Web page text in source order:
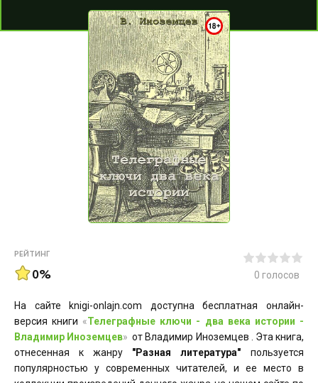
РЕЙТИНГ
0% 0 голосов
На сайте knigi-onlajn.com доступна бесплатная онлайн-
версия книги «Телеграфные ключи - два века истории -
Владимир Иноземцев» от Владимир Иноземцев . Эта книга,
отнесенная к жанру "Разная литература" пользуется
популярностью у современных читателей, и ее место в